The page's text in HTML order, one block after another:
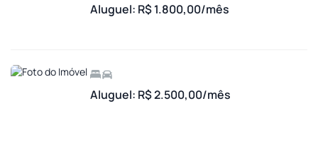
Aluguel: R$ 1.800,00/mês
Aluguel: R$ 2.500,00/mês